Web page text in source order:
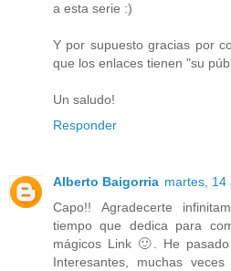
a esta serie :)
Y por supuesto gracias por
que los enlaces tienen "su
Un saludo!
Responder
Alberto Baigorria martes, 14
Capo!! Agradecerte
tiempo que dedica para
mágicos Link 🙂. He
Interesantes, muchas